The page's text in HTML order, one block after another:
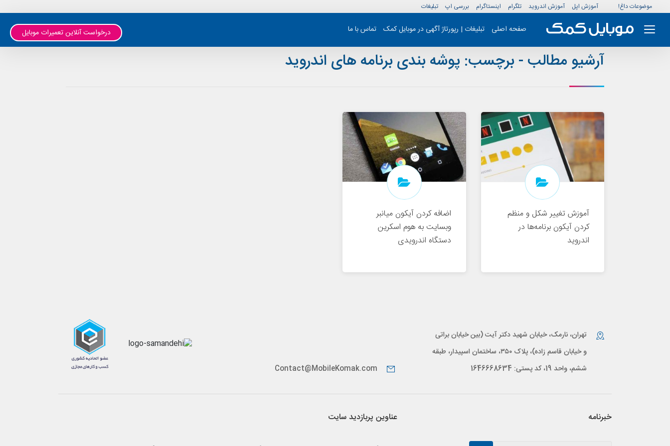
موضوعات داغ! آموزش اپل آموزش اندروید تلگرام اینستاگرام بررسی اپ تبلیغات
صفحه اصلی تبلیغات | رپورتاژ آگهی در موبایل کمک تماس با ما درخواست آنلاین تعمیرات موبایل
آرشیو مطالب - برچسب: پوشه بندی برنامه های اندروید
آموزش تغییر شکل و منظم
کردن آیکون برنامه‌ها در
اندروید
اضافه کردن آیکون میانبر
وبسایت به هوم اسکرین
دستگاه اندرویدی
تهران، نارمک، خیابان شهید دکتر آیت (بین خیابان براتی
و خیابان قاسم زاده)، پلاک ۳۵۰، ساختمان اسپیدار، طبقه
ششم، واحد 19، کد پستی: 1646668634
Contact@MobileKomak.com
خبرنامه عناوین پربازدید سایت